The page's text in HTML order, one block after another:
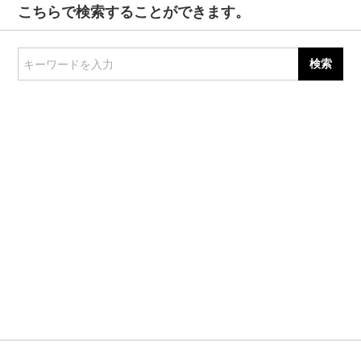
こちらで検索することができます。
キーワードを入力